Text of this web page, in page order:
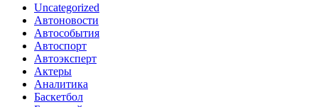
Uncategorized
Автоновости
Автособытия
Автоспорт
Автоэксперт
Актеры
Аналитика
Баскетбол